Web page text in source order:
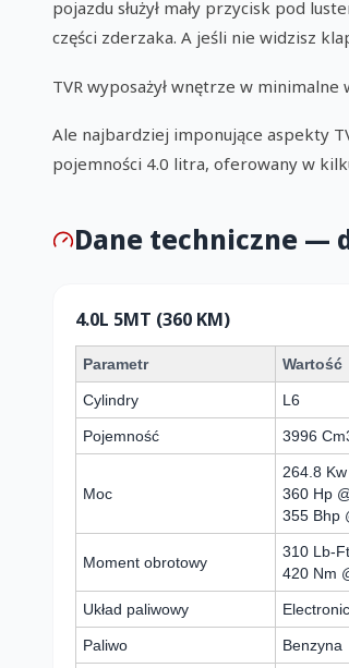
pojazdu służył mały przycisk pod
części zderzaka. A jeśli nie widzisz
TVR wyposażył wnętrze w
Ale najbardziej imponujące aspekty
pojemności 4.0 litra, oferowany w
Dane techniczne —
4.0L 5MT (360 KM)
Parametr Wartość
Cylindry L6
Pojemność 3996
Moc
264.8
360 Hp
355 Bhp
Moment obrotowy
310 Lb-
420 Nm
Układ paliwowy
Paliwo Benzyna